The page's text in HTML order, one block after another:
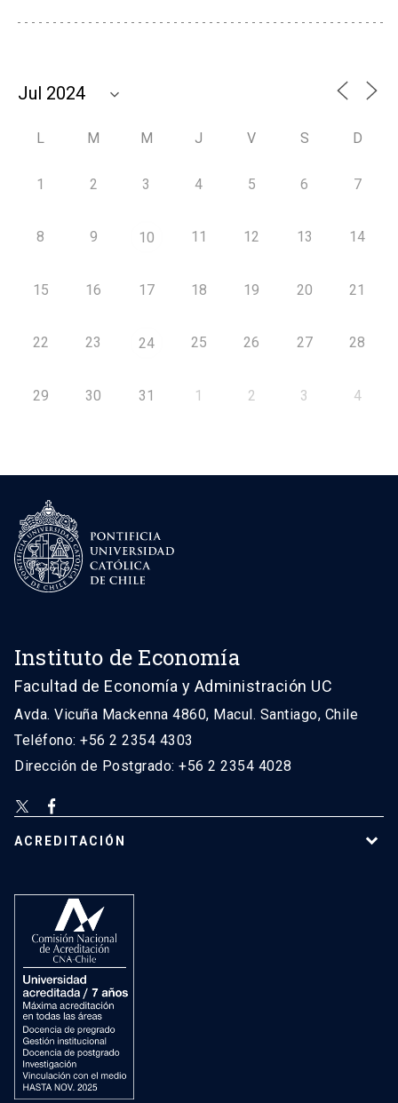
L M M J V S D
1 2 3 4 5 6 7
8 9 10 11 12 13 14
15 16 17 18 19 20 21
22 23 24 25 26 27 28
29 30 31 1 2 3 4
Instituto de Economía
Facultad de Economía y Administración UC
Avda. Vicuña Mackenna 4860, Macul. Santiago, Chile
Teléfono: +56 2 2354 4303
Dirección de Postgrado: +56 2 2354 4028
ACREDITACIÓN